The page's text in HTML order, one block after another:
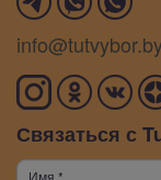
Связаться с